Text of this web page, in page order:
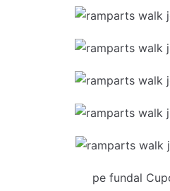
pe fundal